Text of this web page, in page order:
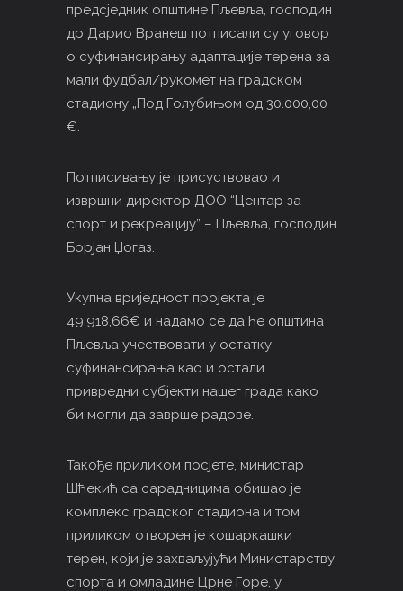
предсједник општине Пљевља, господин
др Дарио Вранеш потписали су уговор
о суфинансирању адаптације терена за
мали фудбал/рукомет на градском
стадиону „Под Голубињом од 30.000,00
€.
Потписивању је присуствовао и
извршни директор ДОО “Центар за
спорт и рекреацију” – Пљевља, господин
Борјан Џогаз.
Укупна вриједност пројекта је
49.918,66€ и надамо се да ће општина
Пљевља учествовати у остатку
суфинансирања као и остали
привредни субјекти нашег града како
би могли да заврше радове.
Такође приликом посјете, министар
Шћекић са сарадницима обишао је
комплекс градског стадиона и том
приликом отворен је кошаркашки
терен, који је захваљујући Министарству
спорта и омладине Црне Горе, у